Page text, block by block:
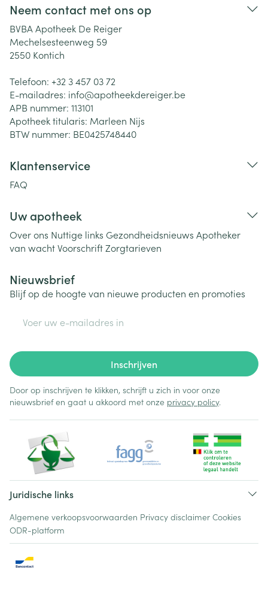
Neem contact met ons op
BVBA Apotheek De Reiger
Mechelsesteenweg 59
2550 Kontich
Telefoon: +32 3 457 03 72
E-mailadres: info@apotheekdereiger.be
APB nummer: 113101
Apotheek titularis: Marleen Nijs
BTW nummer: BE0425748440
Klantenservice
FAQ
Uw apotheek
Over ons Nuttige links Gezondheidsnieuws Apotheker
van wachtVoorschriftZorgtarieven
Nieuwsbrief
Blijf op de hoogte van nieuwe producten en promoties
Inschrijven
Door op inschrijven te klikken, schrijft u zich in voor onze
nieuwsbrief en gaat u akkoord met onze privacy policy.
Juridische links
Algemene verkoopsvoorwaarden Privacy disclaimer Cookies
ODR-platform